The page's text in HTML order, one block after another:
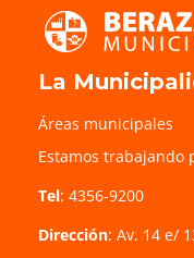
La
Áreas municipales
Estamos trabajando
Tel: 4356-9200
Dirección: Av. 14 e/